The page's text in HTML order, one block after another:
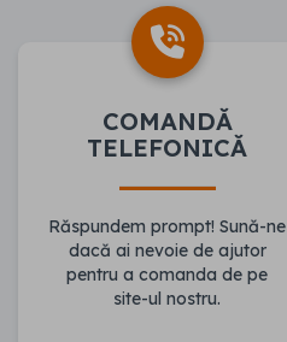
COMANDĂ
TELEFONICĂ
Răspundem prompt! Sună-ne
dacă ai nevoie de ajutor
pentru a comanda de pe
site-ul nostru.